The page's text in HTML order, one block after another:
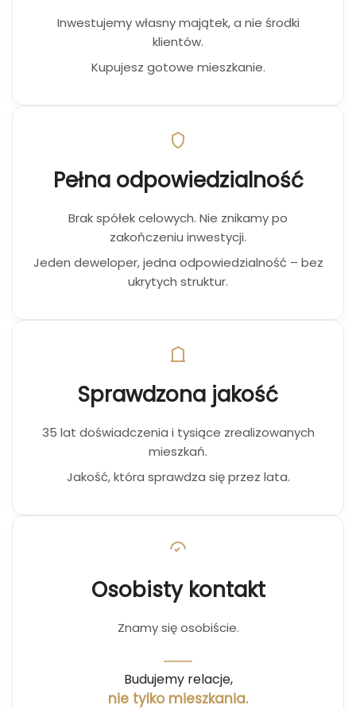
Inwestujemy własny majątek, a nie środki
klientów.
Kupujesz gotowe mieszkanie.
Pełna odpowiedzialność
Brak spółek celowych. Nie znikamy po
zakończeniu inwestycji.
Jeden deweloper, jedna odpowiedzialność – bez
ukrytych struktur.
Sprawdzona jakość
35 lat doświadczenia i tysiące zrealizowanych
mieszkań.
Jakość, która sprawdza się przez lata.
Osobisty kontakt
Znamy się osobiście.
Budujemy relacje,
nie tylko mieszkania.